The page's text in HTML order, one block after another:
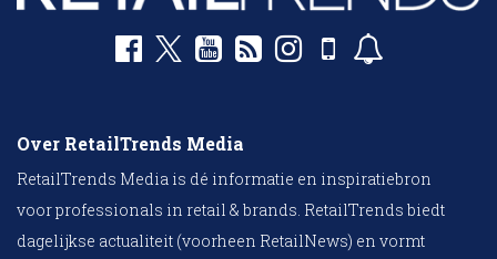
Over RetailTrends Media
RetailTrends Media is dé informatie en inspiratiebron
voor professionals in retail & brands. RetailTrends biedt
dagelijkse actualiteit (voorheen RetailNews) en vormt